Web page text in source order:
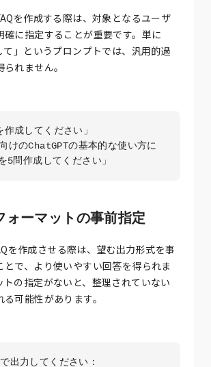
を作成する際は、対象となるユーザ
確に指定することが重要です。単に
て」というプロンプトでは、汎用的過
れません。
けのChatGPTの基本的な使い方に
ォーマットの事前指定
を作成させる際は、望む出力形式を事
とで、より使いやすい回答を得られま
トの指定がないと、整理されていない
可能性があります。
出力してください：